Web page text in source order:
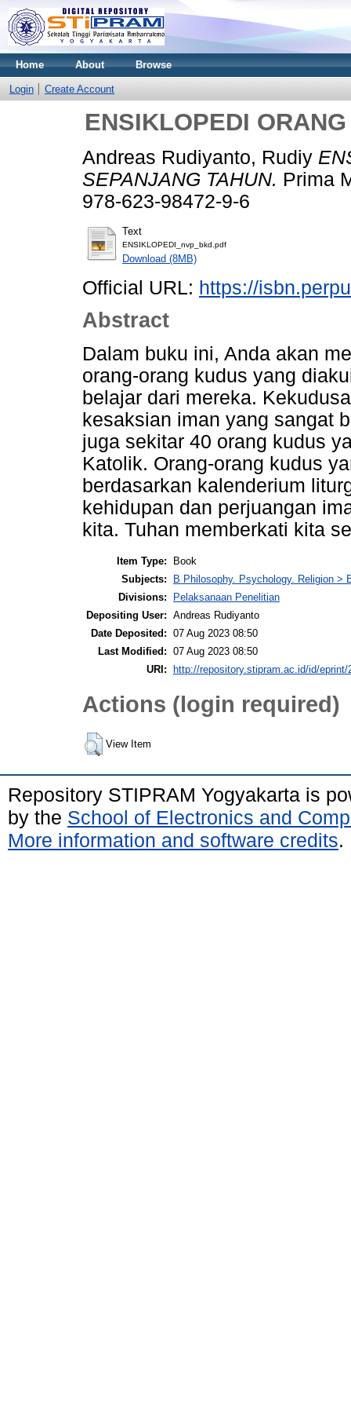
Home About Browse
Login Create Account
ENSIKLOPEDI
Andreas Rudiyanto, Rudiy
SEPANJANG TAHUN. Prima
978-623-98472-9-6
Text
ENSIKLOPEDI_nvp_bkd.pdf
Download (8MB)
Official URL: https://
Abstract
Dalam buku ini, Anda akan
orang-orang kudus yang
belajar dari mereka.
kesaksian iman yang sangat
juga sekitar 40 orang kudus
Katolik. Orang-orang kudus
berdasarkan kalenderium
kehidupan dan perjuangan
kita. Tuhan memberkati kita
Item Type:
Book
Subjects:
B Philosophy. Psychology. Religion >
Divisions:
Pelaksanaan Penelitian
Depositing User: Andreas Rudiyanto
Date Deposited: 07 Aug 2023 08:50
Last Modified: 07 Aug 2023 08:50
URI:
http://repository.stipram.ac.id/id/eprint/
Actions (login required)
View Item
Repository STIPRAM Yogyakarta is
by the School of Electronics and
More information and software credits.